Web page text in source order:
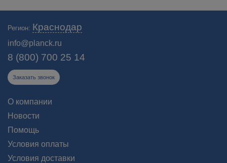
Регион: Краснодар
info@planck.ru
8 (800) 700 25 14
Заказать звонок
О компании
Новости
Помощь
Условия оплаты
Условия доставки